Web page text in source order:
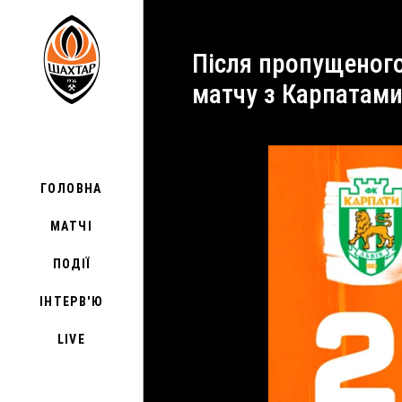
ГОЛОВНА
МАТЧІ
ПОДІЇ
ІНТЕРВ'Ю
LIVE
Після пропущеного гола взяли гру у свої руки. Коментар Віктора Цуканова після
матчу з